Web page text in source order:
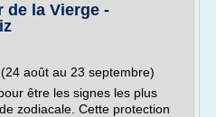
de la Vierge -
août au 23 septembre)
être les signes les plus
zodiacale. Cette protection